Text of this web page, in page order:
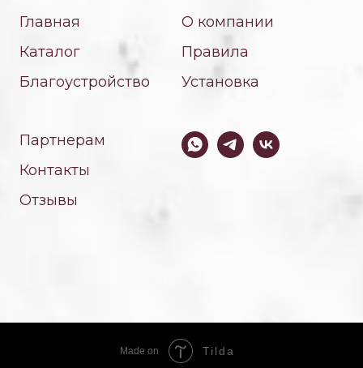
Главная
Каталог
Благоустройство
О компании
Правила
Установка
Партнерам
Контакты
Отзывы
Made on Tilda